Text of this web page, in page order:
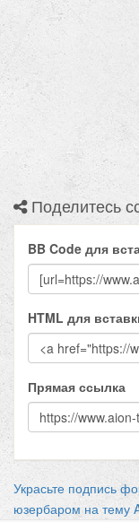
Поделитесь
BB Code для
HTML для
Прямая ссылка
Украсьте подпись
юзербаром на тему